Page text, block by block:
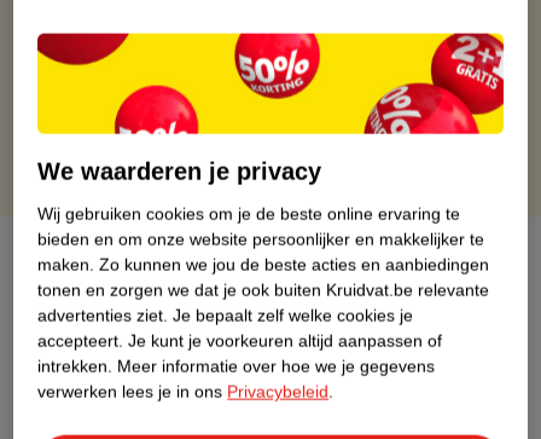
Gratis thuisbezorgd vanaf 50.00
Gratis retourneren binnen 30 dagen
Gratis punten met je Kruidvat kaart
Over dit product
Productinformatie
Etiketinformatie
We waarderen je privacy
Wij gebruiken cookies om je de beste online ervaring te
bieden en om onze website persoonlijker en makkelijker te
maken. Zo kunnen we jou de beste acties en aanbiedingen
tonen en zorgen we dat je ook buiten Kruidvat.be relevante
advertenties ziet. Je bepaalt zelf welke cookies je
accepteert. Je kunt je voorkeuren altijd aanpassen of
intrekken. Meer informatie over hoe we je gegevens
verwerken lees je in ons Privacybeleid.